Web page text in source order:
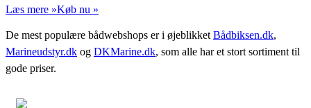
Læs mere »Køb nu »
De mest populære bådwebshops er i øjeblikket Bådbiksen.dk,
Marineudstyr.dk og DKMarine.dk, som alle har et stort sortiment til
gode priser.